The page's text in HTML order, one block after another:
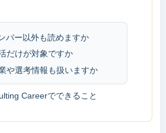
バー以外も読めますか
だけが対象ですか
や選考情報も扱いますか
Careerでできること